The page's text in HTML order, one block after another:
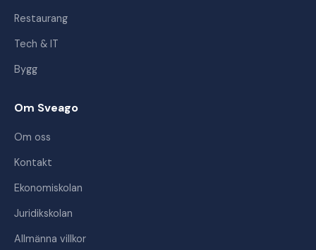
Restaurang
Tech & IT
Bygg
Om Sveago
Om oss
Kontakt
Ekonomiskolan
Juridikskolan
Allmänna villkor